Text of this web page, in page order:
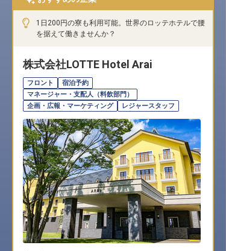
1日200円の寮も利用可能。世界のロッテホテルで腰
を据えて働きませんか？
株式会社LOTTE Hotel Arai
フロント
宿泊予約
マネージャー・支配人（料飲部門）
企画・広報・マーケティング
レジャースタッフ